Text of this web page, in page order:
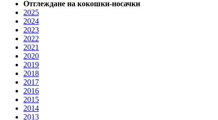
Отглеждане на кокошки-носачки
2025
2024
2023
2022
2021
2020
2019
2018
2017
2016
2015
2014
2013